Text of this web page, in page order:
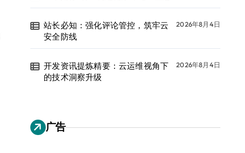
站长必知：强化评论管控，筑牢云
安全防线
2026年8月4日
开发资讯提炼精要：云运维视角下
的技术洞察升级
2026年8月4日
广告